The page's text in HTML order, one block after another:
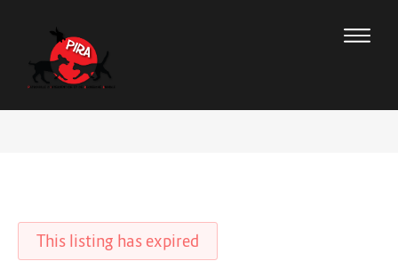
This listing has expired